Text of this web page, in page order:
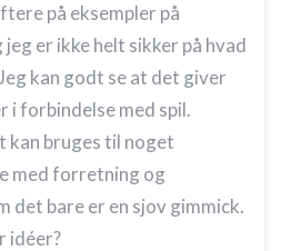
på eksempler på
er ikke helt sikker på hvad
kan godt se at det giver
i forbindelse med spil.
kan bruges til noget
med forretning og
det bare er en sjov gimmick.
idéer?